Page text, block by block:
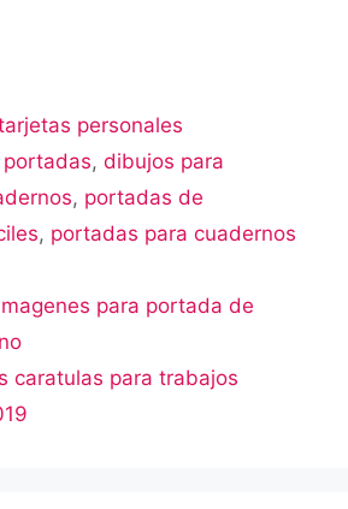
personales
,dibujos para
, portadas de
, portadas para cuadernos
para portada de
caratulas para trabajos